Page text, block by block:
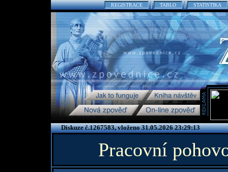
REGISTRACE TABLO STATISTIKA
Diskuze č.1267583, vloženo 31.05.2026 23:29:13
Pracovní